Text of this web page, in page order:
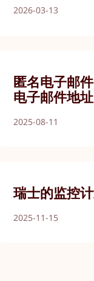
2026-03-13
匿名电子邮
电子邮件地址
2025-08-11
瑞士的监控
2025-11-15